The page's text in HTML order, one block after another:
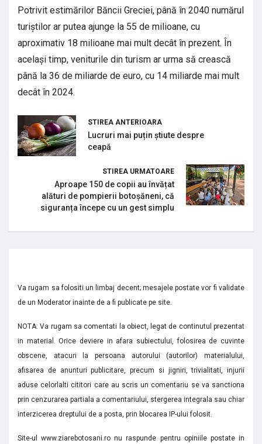
Potrivit estimărilor Băncii Greciei, până în 2040 numărul
turiștilor ar putea ajunge la 55 de milioane, cu
aproximativ 18 milioane mai mult decât în prezent. În
același timp, veniturile din turism ar urma să crească
până la 36 de miliarde de euro, cu 14 miliarde mai mult
decât în 2024.
STIREA ANTERIOARA
Lucruri mai puțin știute despre
ceapă
STIREA URMATOARE
Aproape 150 de copii au învățat
alături de pompierii botoșăneni, că
siguranța începe cu un gest simplu
Va rugam sa folositi un limbaj decent; mesajele postate vor fi validate
de un Moderator inainte de a fi publicate pe site.
NOTA: Va rugam sa comentati la obiect, legat de continutul prezentat
in material. Orice deviere in afara subiectului, folosirea de cuvinte
obscene, atacuri la persoana autorului (autorilor) materialului,
afisarea de anunturi publicitare, precum si jigniri, trivialitati, injurii
aduse celorlalti cititori care au scris un comentariu se va sanctiona
prin cenzurarea partiala a comentariului, stergerea integrala sau chiar
interzicerea dreptului de a posta, prin blocarea IP-ului folosit.
Site-ul www.ziarebotosani.ro nu raspunde pentru opiniile postate in